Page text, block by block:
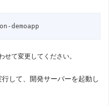
demoapp
て変更してください。
して、開発サーバーを起動し